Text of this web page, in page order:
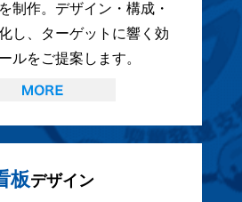
制作。デザイン・構成・
し、ターゲットに響く効
ルをご提案します。
板デザイン